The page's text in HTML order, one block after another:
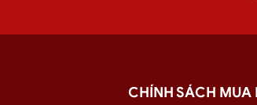
CHÍNH SÁCH MUA